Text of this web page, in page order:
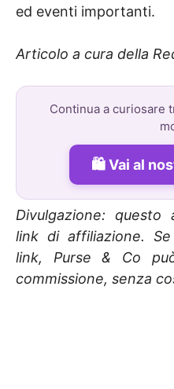
ed eventi importanti.
Articolo a cura della
Continua a curiosare
Vai al
Divulgazione:
link di affiliazione.
link, Purse & Co
commissione, senza